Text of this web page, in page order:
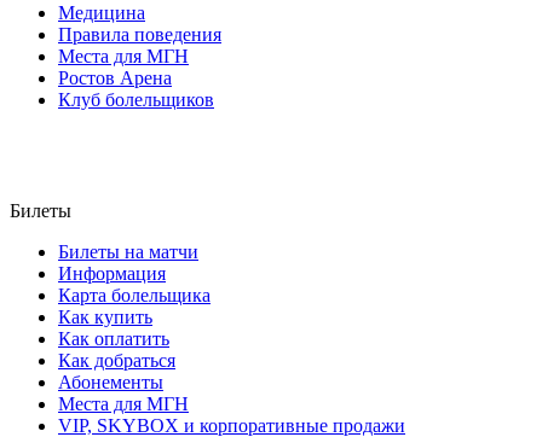
Медицина
Правила поведения
Места для МГН
Ростов Арена
Клуб болельщиков
Билеты
Билеты на матчи
Информация
Карта болельщика
Как купить
Как оплатить
Как добраться
Абонементы
Места для МГН
VIP, SKYBOX и корпоративные продажи